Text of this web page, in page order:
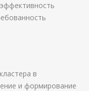
в
и формирование